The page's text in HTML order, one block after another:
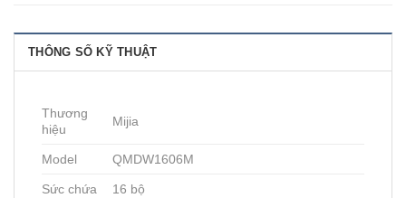
THÔNG SỐ KỸ THUẬT
Thương
hiệu
Mijia
Model QMDW1606M
Sức chứa 16 bộ